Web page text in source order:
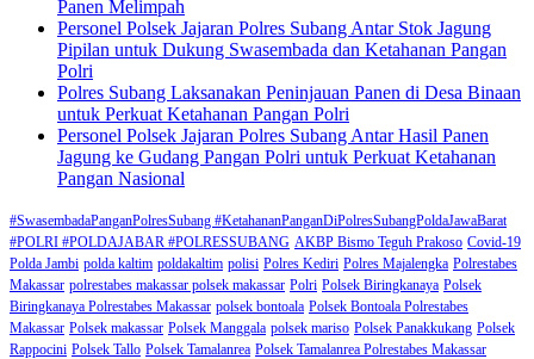
Panen Melimpah
Personel Polsek Jajaran Polres Subang Antar Stok Jagung
Pipilan untuk Dukung Swasembada dan Ketahanan Pangan
Polri
Polres Subang Laksanakan Peninjauan Panen di Desa Binaan
untuk Perkuat Ketahanan Pangan Polri
Personel Polsek Jajaran Polres Subang Antar Hasil Panen
Jagung ke Gudang Pangan Polri untuk Perkuat Ketahanan
Pangan Nasional
#SwasembadaPanganPolresSubang #KetahananPanganDiPolresSubangPoldaJawaBarat
#POLRI #POLDAJABAR #POLRESSUBANG AKBP Bismo Teguh Prakoso Covid-19
Polda Jambi polda kaltim poldakaltim polisi Polres Kediri Polres Majalengka Polrestabes
Makassar polrestabes makassar polsek makassar Polri Polsek Biringkanaya Polsek
Biringkanaya Polrestabes Makassar polsek bontoala Polsek Bontoala Polrestabes
Makassar Polsek makassar Polsek Manggala polsek mariso Polsek Panakkukang Polsek
Rappocini Polsek Tallo Polsek Tamalanrea Polsek Tamalanrea Polrestabes Makassar